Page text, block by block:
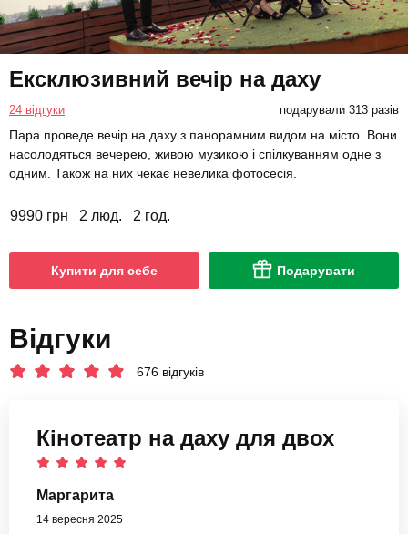
Ексклюзивний вечір на даху
24 відгуки подарували 313 разів
Пара проведе вечір на даху з панорамним видом на місто. Вони
насолодяться вечерею, живою музикою і спілкуванням одне з
одним. Також на них чекає невелика фотосесія.
9990 грн 2 люд. 2 год.
Купити для себе Подарувати
Відгуки
676 відгуків
Кінотеатр на даху для двох
Маргарита
14 вересня 2025